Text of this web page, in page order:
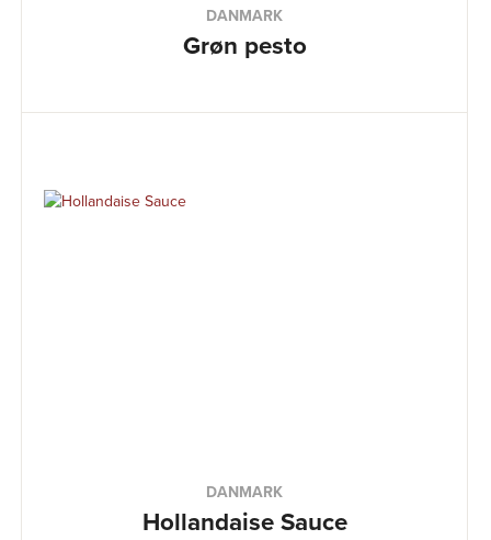
DANMARK
Grøn pesto
DANMARK
Hollandaise Sauce